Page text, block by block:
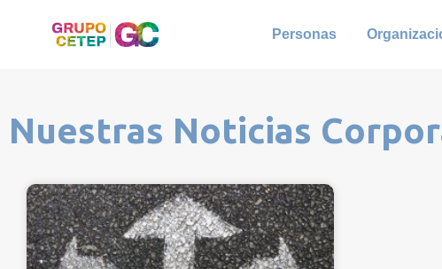
Personas
Nuestras Noticias